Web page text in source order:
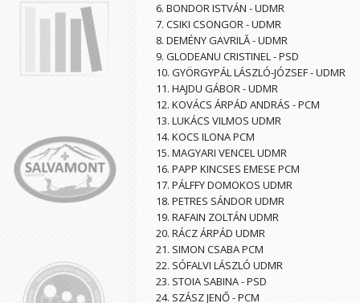
6. BONDOR ISTVÁN - UDMR
7. CSIKI CSONGOR - UDMR
8. DEMÉNY GAVRILĂ - UDMR
9. GLODEANU CRISTINEL - PSD
10. GYÖRGYPÁL LÁSZLÓ-JÓZSEF - UDMR
11. HAJDU GÁBOR - UDMR
12. KOVÁCS ÁRPÁD ANDRÁS - PCM
13. LUKÁCS VILMOS UDMR
14. KOCS ILONA PCM
15. MAGYARI VENCEL UDMR
16. PAPP KINCSES EMESE PCM
17. PÁLFFY DOMOKOS UDMR
18. PETRES SÁNDOR UDMR
19. RAFAIN ZOLTÁN UDMR
20. RÁCZ ÁRPÁD UDMR
21. SIMON CSABA PCM
22. SÓFALVI LÁSZLÓ UDMR
23. STOIA SABINA - PSD
24. SZÁSZ JENŐ - PCM